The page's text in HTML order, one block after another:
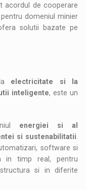
acordul de cooperare
domeniul minier
solutii bazate pe
electricitate si la
inteligente, este un
energiei si al
si sustenabilitatii
software si
in timp real, pentru
si in diferite